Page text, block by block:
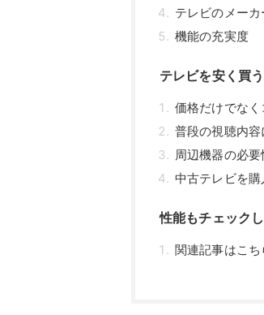
テレビのメーカ
機能の充実度
テレビを安く買
価格だけでな
普段の視聴内
周辺機器の必
中古テレビを
性能もチェック
関連記事はこち